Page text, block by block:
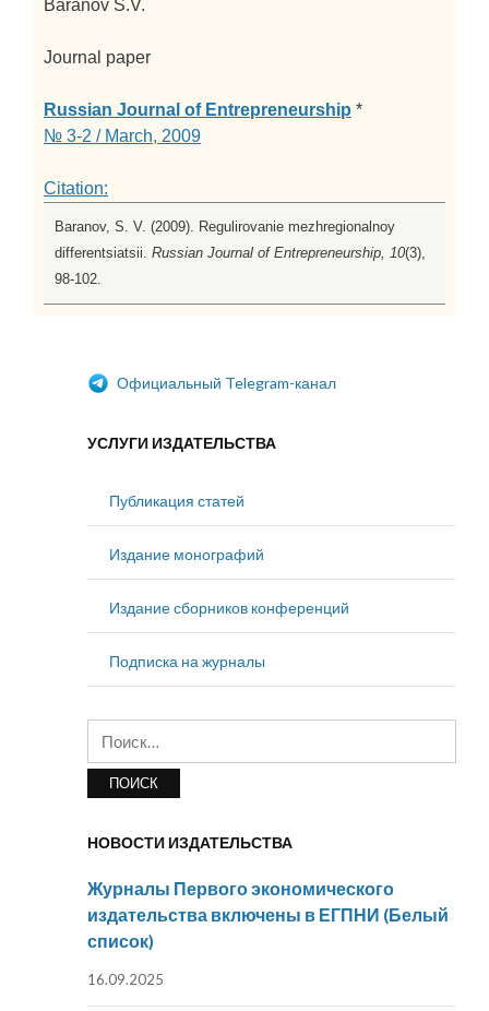
Baranov S.V.
Journal paper
Russian Journal of Entrepreneurship *
№ 3-2 / March, 2009
Citation:
Baranov, S. V. (2009). Regulirovanie mezhregionalnoy
differentsiatsii. Russian Journal of Entrepreneurship, 10(3),
98-102.
Официальный Telegram-канал
УСЛУГИ ИЗДАТЕЛЬСТВА
Публикация статей
Издание монографий
Издание сборников конференций
Подписка на журналы
НОВОСТИ ИЗДАТЕЛЬСТВА
Журналы Первого экономического
издательства включены в ЕГПНИ (Белый
список)
16.09.2025